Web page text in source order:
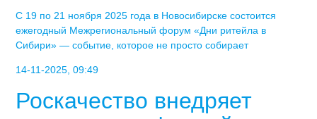
С 19 по 21 ноября 2025 года в Новосибирске состоится
ежегодный Межрегиональный форум «Дни ритейла в
Сибири» — событие, которое не просто собирает
14-11-2025, 09:49
Роскачество внедряет